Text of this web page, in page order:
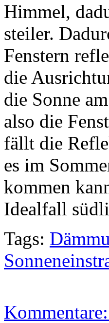
Himmel,
steiler.
Fenstern
die
die Sonne
also die
fällt die
es im
kommen
Idealfall
Tags: